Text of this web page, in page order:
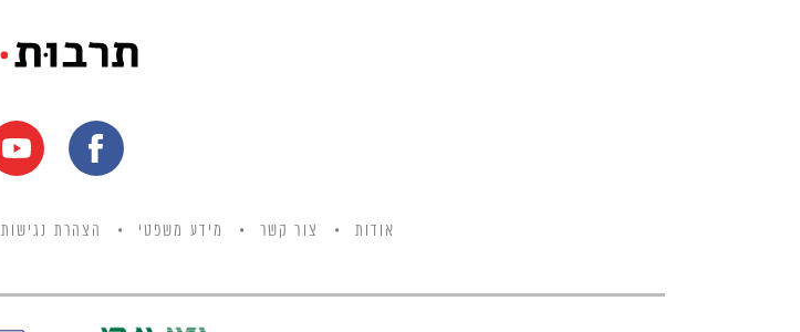
אודות צור קשר מידע משפטי הצהרת נגישות